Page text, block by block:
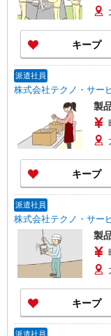
キープ
派遣社員
株式会社テクノ・サー
製
キープ
派遣社員
株式会社テクノ・サー
製
キープ
派遣社員